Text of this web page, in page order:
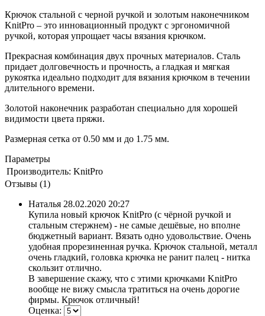
Крючок стальной с черной ручкой и золотым наконечником
KnitPro – это инновационный продукт с эргономичной
ручкой, которая упрощает часы вязания крючком.
Прекрасная комбинация двух прочных материалов. Сталь
придает долговечность и прочность, а гладкая и мягкая
рукоятка идеально подходит для вязания крючком в течении
длительного времени.
Золотой наконечник разработан специально для хорошей
видимости цвета пряжи.
Размерная сетка от 0.50 мм и до 1.75 мм.
Параметры
Производитель: KnitPro
Отзывы (1)
Наталья 28.02.2020 20:27
Купила новый крючок KnitPro (с чёрной ручкой и
стальным стержнем) - не самые дешёвые, но вполне
бюджетный вариант. Вязать одно удовольствие. Очень
удобная прорезиненная ручка. Крючок стальной, металл
очень гладкий, головка крючка не ранит палец - нитка
скользит отлично.
В завершение скажу, что с этими крючками KnitPro
вообще не вижу смысла тратиться на очень дорогие
фирмы. Крючок отличный!
Оценка: